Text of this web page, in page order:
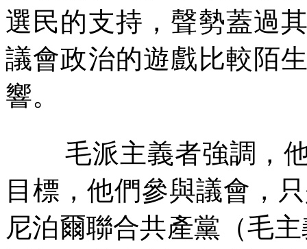
選民的支持，聲勢蓋過
議會政治的遊戲比較陌
響。
毛派主義者強調，
目標，他們參與議會，
尼泊爾聯合共產黨（毛